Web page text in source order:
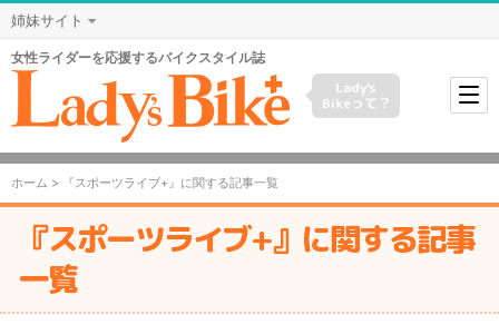
姉妹サイト
女性ライダーを応援するバイクスタイル誌
Lady's
Bikeって？
ホーム > 『スポーツライブ+』に関する記事一覧
『スポーツライブ+』に関する記事
一覧